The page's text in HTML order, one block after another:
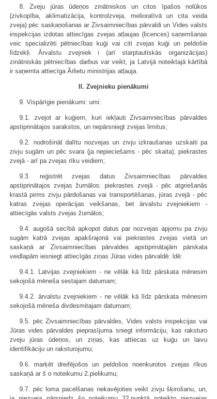
8. Zveju jūras ūdeņos zinātniskos un citos īpašos nolūkos
(zivkopība, aklimatizācija, kontrolzveja, melioratīvā un cita veida
zveja) pēc saskaņošanas ar Zivsaimniecības pārvaldi un Vides valsts
inspekcijas izdotas attiecīgas zvejas atļaujas (licences) saņemšanas
veic specializēti pētniecības kuģi vai citi zvejas kuģi un peldošie
līdzekļi. Ārvalstu zvejniek i (arī starptautiskās organizācijas)
zinātniskās pētniecības darbus var veikt, ja Latvijā noteiktajā kārtībā
ir saņemta attiecīga Ārlietu ministrijas atļauja.
II. Zvejnieku pienākumi
9. Vispārīgie pienākumi: umi:
9.1. zvejot ar kuģiem, kuri iekļauti Zivsaimniecības pārvaldes
apstiprinātajos sarakstos, un nepārsniegt zvejas limitus;
9.2. nodrošināt dalītu nozvejas un zivju izkraušanas uzskaiti pa
zivju sugām un pēc svara (ja nepieciešams - pēc skaita), piekrastes
zvejā - arī pa zvejas rīku veidiem;
9.3. reģistrēt zvejas datus Zivsaimniecības pārvaldes
apstiprinātajos zvejas žurnālos: piekrastes zvejā - pēc atgriešanās
krastā pirms zivju pārdošanas vai transportēšanas, jūras zvejā - pēc
katras zvejas operācijas veikšanas, bet ārvalstu zvejniekiem -
attiecīgās valsts zvejas žurnālos;
9.4. augošā secībā apkopot datus par nozvejas apjomu pa zivju
sugām katrā zvejas apakšrajonā vai piekrastes zvejas vietā un
saskaņā ar Zivsaimniecības pārvaldes apstiprinātajām pārskata
veidlapām iesniegt attiecīgās ziņas Jūras vides pārvaldē: ldē:
9.4.1. Latvijas zvejniekiem - ne vēlāk kā līdz pārskata mēnesim
sekojošā mēneša sestajam datumam;
9.4.2. ārvalstu zvejniekiem - ne vēlāk kā līdz pārskata mēnesim
sekojošā mēneša divdesmitajam datumam;
9.5. pēc Zivsaimniecības pārvaldes, Vides valsts inspekcijas vai
Jūras vides pārvaldes pieprasījuma sniegt informāciju, kas raksturo
zveju jūras ūdeņos, un ziņas, kas attiecas uz kuģu un laivu
identifikāciju un raksturojumu;
9.6. marķēt dreifējošos un peldošos noenkurotos zvejas rīkus
saskaņā ar š o noteikumu 2.pielikumu;
9.7. pēc loma pacelšanas nekavējoties veikt zivju šķirošanu, un,